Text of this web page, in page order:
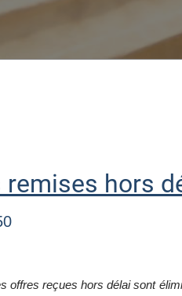
hors
offres reçues hors délai sont